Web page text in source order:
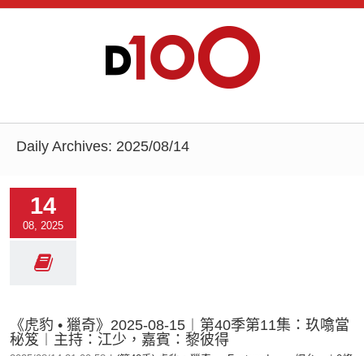
Daily Archives: 2025/08/14
14
08, 2025
《虎豹 • 獵奇》2025-08-15︱第40季第11集：玖噏當
秘笈︱主持：江少，嘉賓：黎彼得